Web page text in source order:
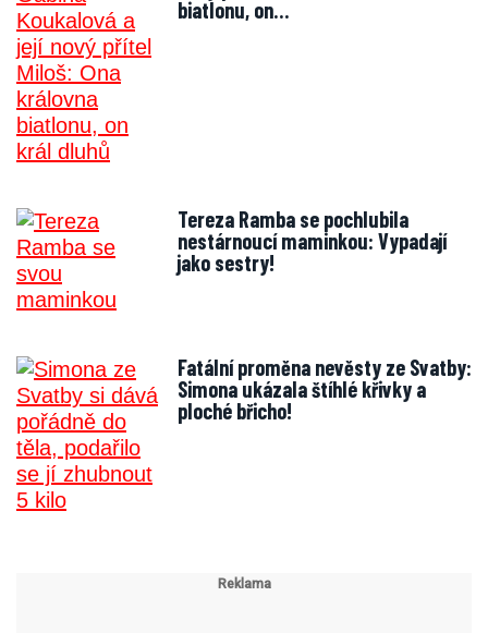
biatlonu, on…
Tereza Ramba se pochlubila
nestárnoucí maminkou: Vypadají
jako sestry!
Fatální proměna nevěsty ze Svatby:
Simona ukázala štíhlé křivky a
ploché břicho!